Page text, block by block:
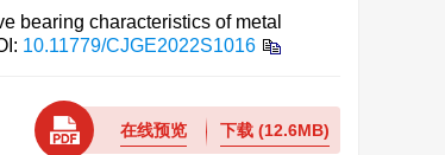
bearing characteristics of metal
10.11779/CJGE2022S1016
在线预览 下载(12.6MB)